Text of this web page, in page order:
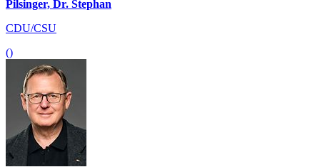
Pilsinger, Dr. Stephan
CDU/CSU
()